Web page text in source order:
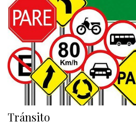
Tránsito